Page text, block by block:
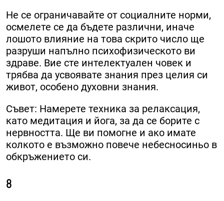
Не се ограничавайте от социалните норми,
осмелете се да бъдете различни, иначе
лошото влияние на това скрито число ще
разруши напълно психофизическото ви
здраве. Вие сте интелектуален човек и
трябва да усвоявате знания през целия си
живот, особено духовни знания.
Съвет: Намерете техника за релаксация,
като медитация и йога, за да се борите с
нервността. Ще ви помогне и ако имате
колкото е възможно повече небесносиньо в
обкръжението си.
8